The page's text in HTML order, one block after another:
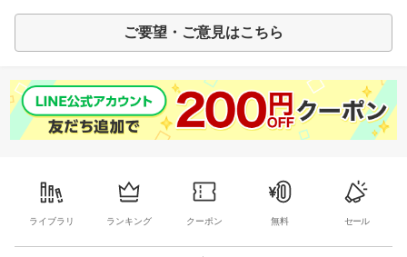
ご要望・ご意見はこちら
ライブラリ ランキング クーポン 無料 セール